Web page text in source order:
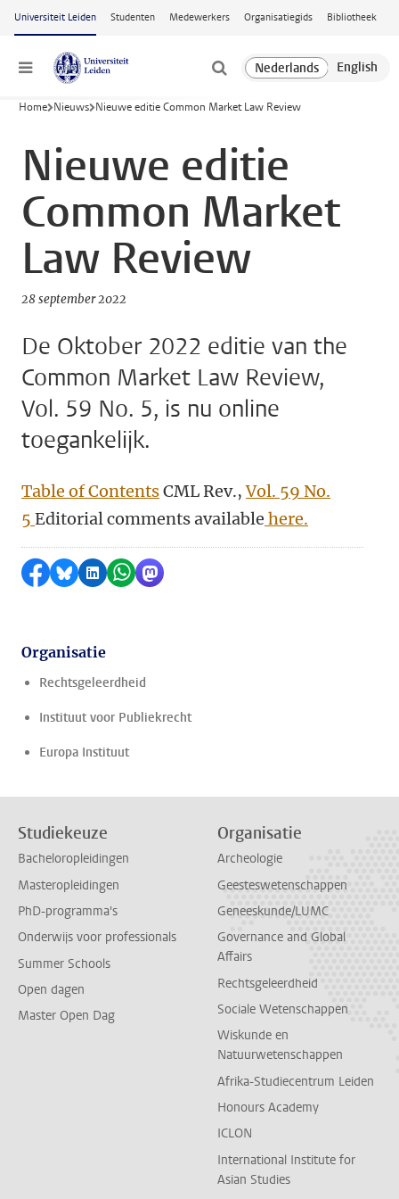
Ga naar hoofdinhoud
Universiteit Leiden Studenten Medewerkers Organisatiegids Bibliotheek
Menu
Home Nieuws Nieuwe editie Common Market Law Review
Nieuwe editie
Common Market
Law Review
28 september 2022
De Oktober 2022 editie van the
Common Market Law Review,
Vol. 59 No. 5, is nu online
toegankelijk.
Table of ContentsCML Rev.,Vol. 59 No.
5 Editorial comments available here.
Delen op Facebook
Delen via Bluesky
Delen op LinkedIn
Delen via WhatsApp
Delen via Mastodon
Organisatie
Rechtsgeleerdheid
Instituut voor Publiekrecht
Europa Instituut
Studiekeuze
Bacheloropleidingen
Masteropleidingen
PhD-programma's
Onderwijs voor professionals
Summer Schools
Open dagen
Master Open Dag
Organisatie
Archeologie
Geesteswetenschappen
Geneeskunde/LUMC
Governance and Global
Affairs
Rechtsgeleerdheid
Sociale Wetenschappen
Wiskunde en
Natuurwetenschappen
Afrika-Studiecentrum Leiden
Honours Academy
ICLON
International Institute for
Asian Studies